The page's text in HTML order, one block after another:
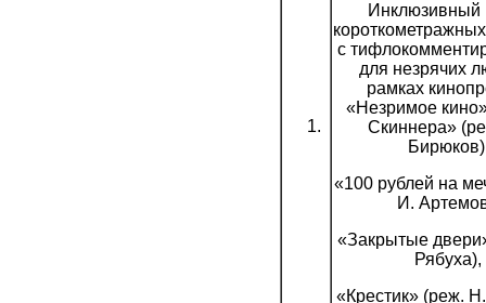
Инклюзивный
с
для незрячих
рамках
«Незримое
Скиннера»
«100 рублей на
И.
«Закрытые
Рябуха),
«Крестик» (реж.